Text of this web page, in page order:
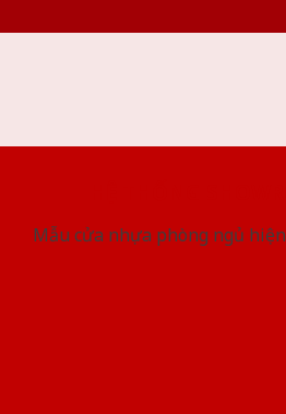
Mẫu cửa nhựa phòng ngủ